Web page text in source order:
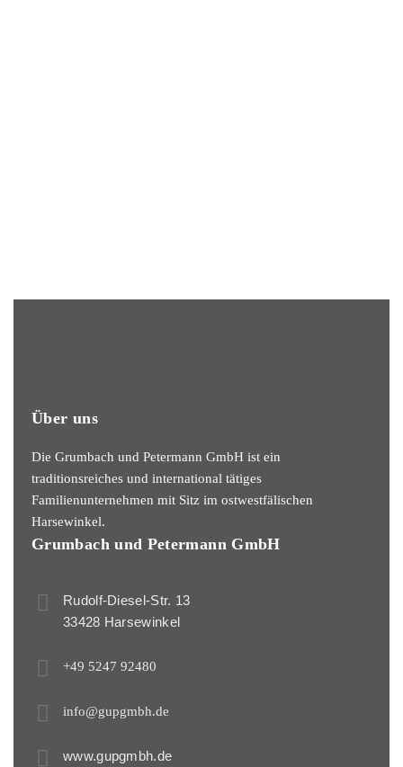
Über uns
Die Grumbach und Petermann GmbH ist ein
traditionsreiches und international tätiges
Familienunternehmen mit Sitz im ostwestfälischen
Harsewinkel.
Grumbach und Petermann GmbH
Rudolf-Diesel-Str. 13
33428 Harsewinkel
+49 5247 92480
info@gupgmbh.de
www.gupgmbh.de